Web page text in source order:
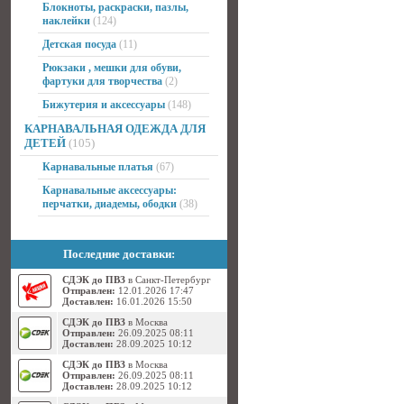
Блокноты, раскраски, пазлы,
наклейки (124)
Детская посуда (11)
Рюкзаки , мешки для обуви,
фартуки для творчества (2)
Бижутерия и аксессуары (148)
КАРНАВАЛЬНАЯ ОДЕЖДА ДЛЯ
ДЕТЕЙ (105)
Карнавальные платья (67)
Карнавальные аксессуары:
перчатки, диадемы, ободки (38)
Последние доставки:
СДЭК до ПВЗ в Санкт-Петербург
Отправлен: 12.01.2026 17:47
Доставлен: 16.01.2026 15:50
СДЭК до ПВЗ в Москва
Отправлен: 26.09.2025 08:11
Доставлен: 28.09.2025 10:12
СДЭК до ПВЗ в Москва
Отправлен: 26.09.2025 08:11
Доставлен: 28.09.2025 10:12